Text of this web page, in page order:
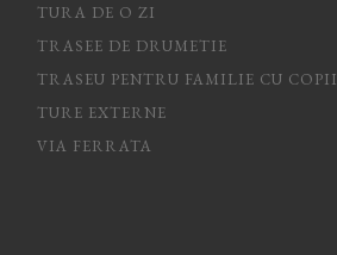
TURA DE O ZI
TRASEE DE DRUMETIE
TRASEU PENTRU FAMILIE CU COPII
TURE EXTERNE
VIA FERRATA